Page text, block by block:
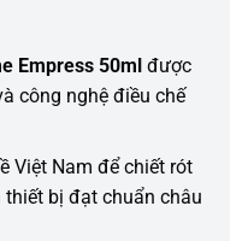
Empress 50ml được
công nghệ điều chế
Việt Nam để chiết rót
bị đạt chuẩn châu